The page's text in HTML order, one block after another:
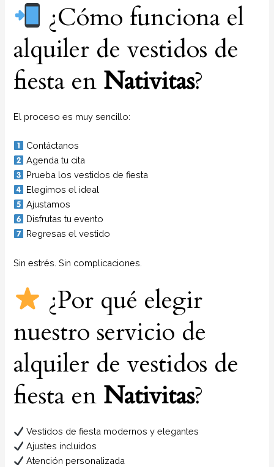
¿Cómo funciona el
alquiler de vestidos de
fiesta en Nativitas?
El proceso es muy sencillo:
Contáctanos
Agenda tu cita
Prueba los vestidos de fiesta
Elegimos el ideal
Ajustamos
Disfrutas tu evento
Regresas el vestido
Sin estrés. Sin complicaciones.
¿Por qué elegir
nuestro servicio de
alquiler de vestidos de
fiesta en Nativitas?
Vestidos de fiesta modernos y elegantes
Ajustes incluidos
Atención personalizada